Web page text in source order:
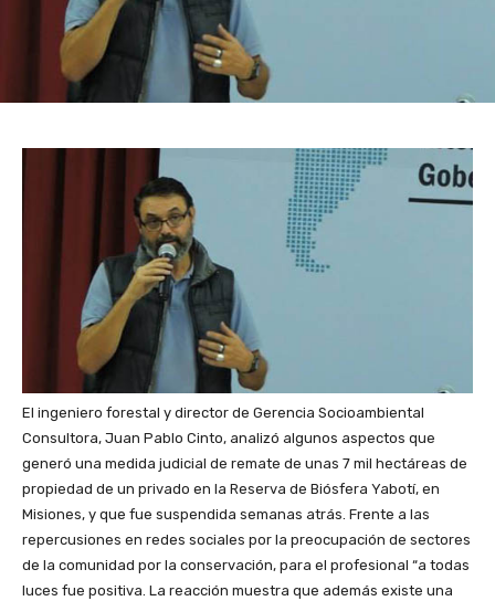
El ingeniero forestal y director de Gerencia Socioambiental
Consultora, Juan Pablo Cinto, analizó algunos aspectos que
generó una medida judicial de remate de unas 7 mil hectáreas de
propiedad de un privado en la Reserva de Biósfera Yabotí, en
Misiones, y que fue suspendida semanas atrás. Frente a las
repercusiones en redes sociales por la preocupación de sectores
de la comunidad por la conservación, para el profesional “a todas
luces fue positiva. La reacción muestra que además existe una